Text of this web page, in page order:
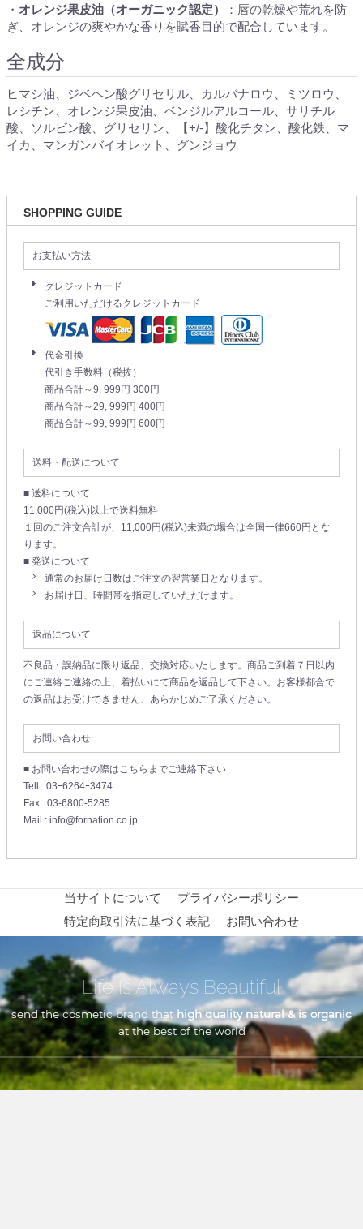
・ オレンジ果皮油（オーガニック認定）
：唇の乾燥や荒れを防
ぎ、オレンジの爽やかな香りを賦香目的で配合しています。
全成分
ヒマシ油、ジベヘン酸グリセリル、カルバナロウ、ミツロウ、
レシチン、オレンジ果皮油、ベンジルアルコール、サリチル
酸、ソルビン酸、グリセリン、【+/-】酸化チタン、酸化鉄、マ
イカ、マンガンバイオレット、グンジョウ
SHOPPING GUIDE
お支払い方法
クレジットカード
ご利用いただけるクレジットカード
代金引換
代引き手数料（税抜）
商品合計～9, 999円 300円
商品合計～29, 999円 400円
商品合計～99, 999円 600円
送料・配送について
■ 送料について
11,000円(税込)以上で送料無料
１回のご注文合計が、11,000円(税込)未満の場合は全国一律660円とな
ります。
■ 発送について
通常のお届け日数はご注文の翌営業日となります。
お届け日、時間帯を指定していただけます。
返品について
不良品・誤納品に限り返品、交換対応いたします。商品ご到着７日以内
にご連絡ご連絡の上、着払いにて商品を返品して下さい。お客様都合で
の返品はお受けできません、あらかじめご了承ください。
お問い合わせ
■ お問い合わせの際はこちらまでご連絡下さい
Tell : 03ｰ6264ｰ3474
Fax : 03-6800-5285
Mail : info@fornation.co.jp
当サイトについて
プライバシーポリシー
特定商取引法に基づく表記
お問い合わせ
Life Is Always Beautiful
send the cosmetic brand thathigh quality natural & is organic
at the best of the world